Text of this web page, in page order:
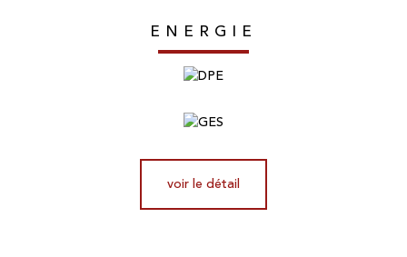
ENERGIE
voir le détail